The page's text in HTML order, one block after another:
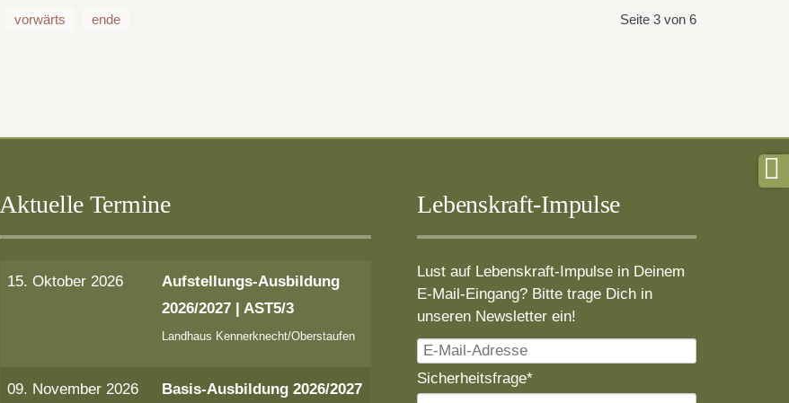
Seite 3 von 6
vorwärts ende
Aktuelle Termine
15. Oktober 2026
Aufstellungs-Ausbildung
2026/2027 | AST5/3
Landhaus Kennerknecht/Oberstaufen
09. November 2026
Basis-Ausbildung 2026/2027
Lebenskraft-Impulse
Lust auf Lebenskraft-Impulse in Deinem
E-Mail-Eingang? Bitte trage Dich in
unseren Newsletter ein!
E-
Mail-
Adresse
Pflichtfeld
Sicherheitsfrage*